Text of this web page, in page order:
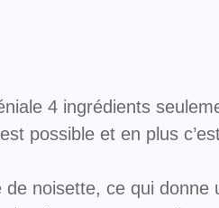
4 ingrédients
possible et en plus
de noisette, ce qui donne